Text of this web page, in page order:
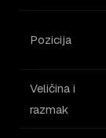
Pozicija
Veličina i
razmak